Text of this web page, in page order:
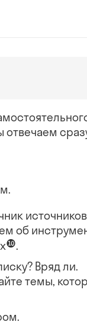
отвечаем
об
❿.
Вряд ли.
темы,